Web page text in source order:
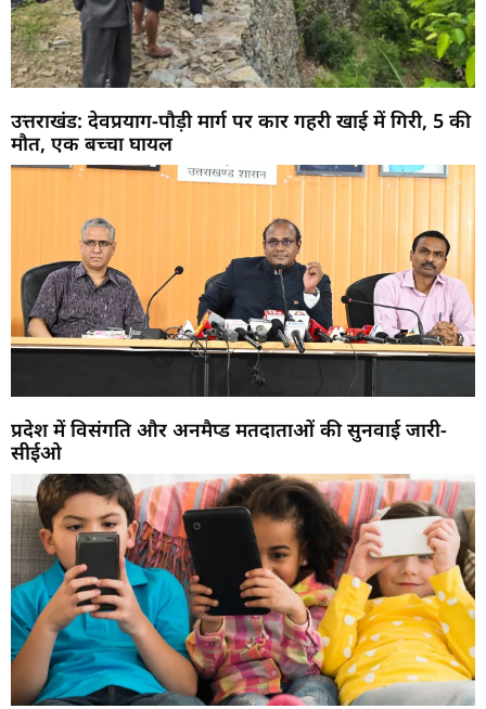
उत्तराखंड: देवप्रयाग-पौड़ी मार्ग पर कार गहरी खाई में गिरी, 5 की
मौत, एक बच्चा घायल
प्रदेश में विसंगति और अनमैप्ड मतदाताओं की सुनवाई जारी-
सीईओ